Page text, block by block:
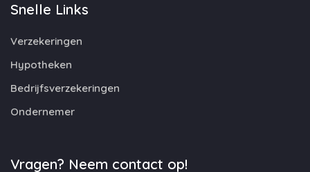
Snelle Links
Verzekeringen
Hypotheken
Bedrijfsverzekeringen
Ondernemer
Vragen? Neem contact op!